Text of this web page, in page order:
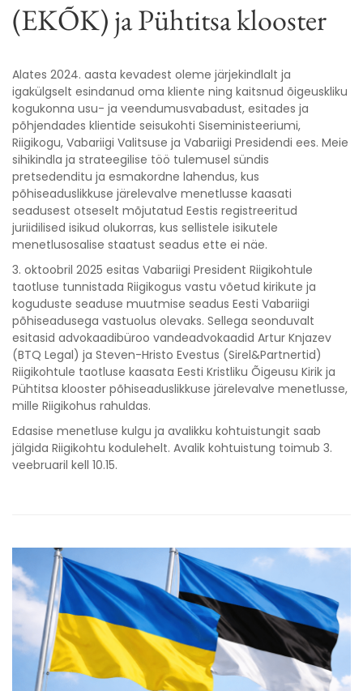
(EKÕK) ja Pühtitsa klooster
Alates 2024. aasta kevadest oleme järjekindlalt ja
igakülgselt esindanud oma kliente ning kaitsnud õigeuskliku
kogukonna usu- ja veendumusvabadust, esitades ja
põhjendades klientide seisukohti Siseministeeriumi,
Riigikogu, Vabariigi Valitsuse ja Vabariigi Presidendi ees. Meie
sihikindla ja strateegilise töö tulemusel sündis
pretsedenditu ja esmakordne lahendus, kus
põhiseaduslikkuse järelevalve menetlusse kaasati
seadusest otseselt mõjutatud Eestis registreeritud
juriidilised isikud olukorras, kus sellistele isikutele
menetlusosalise staatust seadus ette ei näe.
3. oktoobril 2025 esitas Vabariigi President Riigikohtule
taotluse tunnistada Riigikogus vastu võetud kirikute ja
koguduste seaduse muutmise seadus Eesti Vabariigi
põhiseadusega vastuolus olevaks. Sellega seonduvalt
esitasid advokaadibüroo vandeadvokaadid Artur Knjazev
(BTQ Legal) ja Steven-Hristo Evestus (Sirel&Partnertid)
Riigikohtule taotluse kaasata Eesti Kristliku Õigeusu Kirik ja
Pühtitsa klooster põhiseaduslikkuse järelevalve menetlusse,
mille Riigikohus rahuldas.
Edasise menetluse kulgu ja avalikku kohtuistungit saab
jälgida Riigikohtu kodulehelt. Avalik kohtuistung toimub 3.
veebruaril kell 10.15.